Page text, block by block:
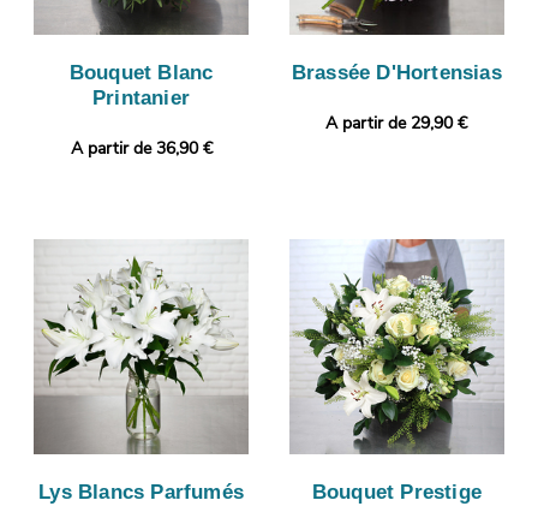
Bouquet Blanc
Printanier
A partir de 36,90 €
Brassée D'Hortensias
A partir de 29,90 €
Lys Blancs Parfumés Bouquet Prestige